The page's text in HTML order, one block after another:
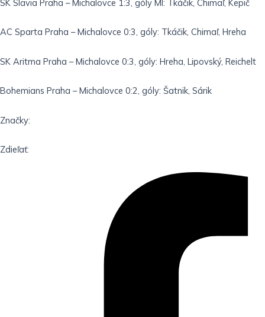
SK Slavia Praha – Michalovce 1:3, góly MI: Tkáčik, Chimaľ, Kepič
AC Sparta Praha – Michalovce 0:3, góly: Tkáčik, Chimaľ, Hreha
SK Aritma Praha – Michalovce 0:3, góly: Hreha, Lipovský, Reichelt
Bohemians Praha – Michalovce 0:2, góly: Šatnik, Sárik
Značky:
Zdieľať: